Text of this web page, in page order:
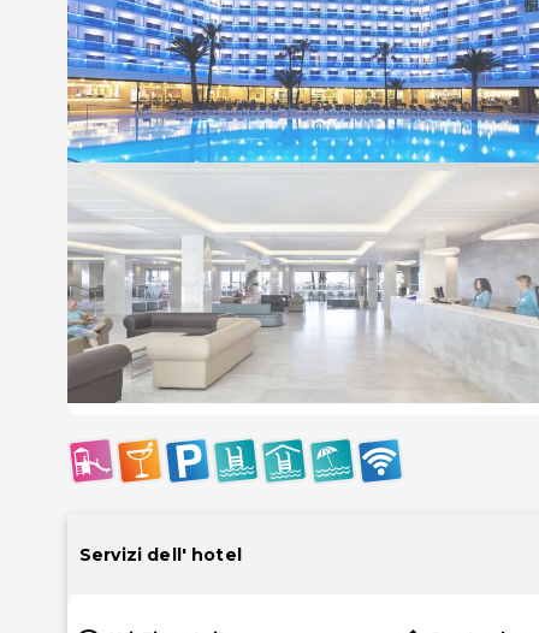
Servizi dell' hotel